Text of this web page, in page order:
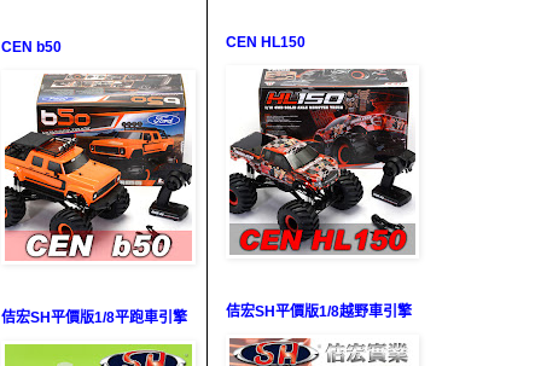
CEN b50
佶宏SH平價版1/8平跑車引擎
CEN HL150
佶宏SH平價版1/8越野車引擎